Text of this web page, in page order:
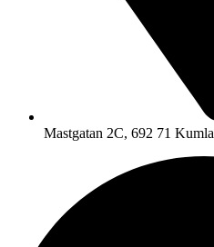
Mastgatan 2C, 692 71 Kumla